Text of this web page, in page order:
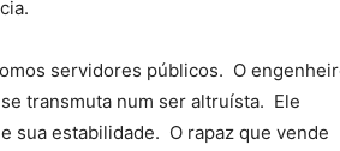
servidores públicos. O
transmuta num ser altruísta. Ele
sua estabilidade. O rapaz que vende